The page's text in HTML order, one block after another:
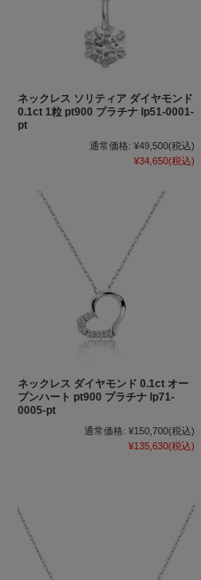
ネックレス ソリティア ダイヤモンド
0.1ct 1粒 pt900 プラチナ lp51-0001-
pt
通常価格: ¥49,500(税込)
¥34,650(税込)
ネックレス ダイヤモンド 0.1ct オー
プンハート pt900 プラチナ lp71-
0005-pt
通常価格: ¥150,700(税込)
¥135,630(税込)